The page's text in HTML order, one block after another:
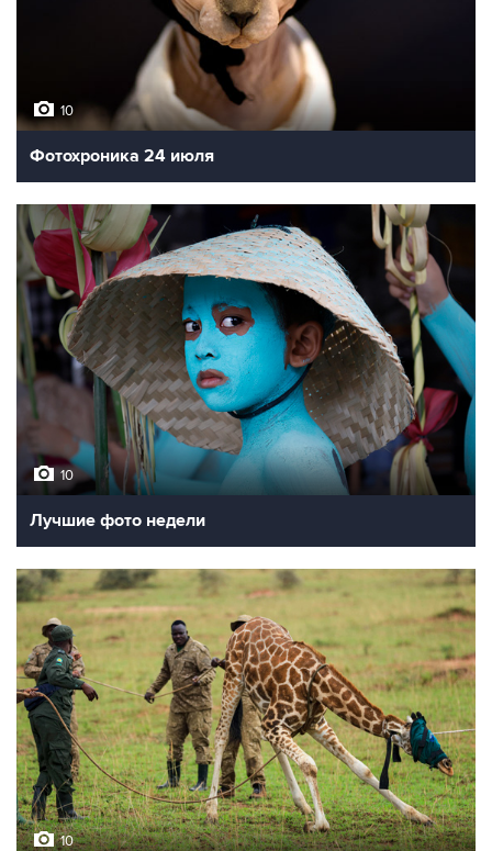
10
Фотохроника 24 июля
10
Лучшие фото недели
10